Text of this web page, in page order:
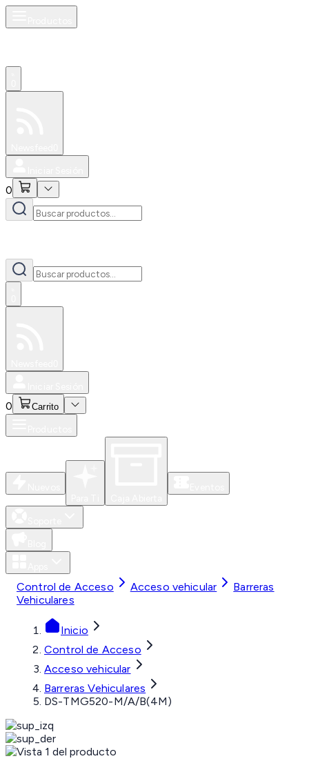
0
0 Carrito
Control de Acceso Acceso vehicular
Barreras
Vehiculares
Inicio
Control de Acceso
Acceso vehicular
Barreras Vehiculares
DS-TMG520-M/A/B(4M)